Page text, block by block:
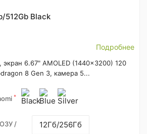
512Gb Black
Подробнее
6.67" AMOLED (1440x3200) 120
8 Gen 3, камера 5...
*
/
12Гб/256Гб